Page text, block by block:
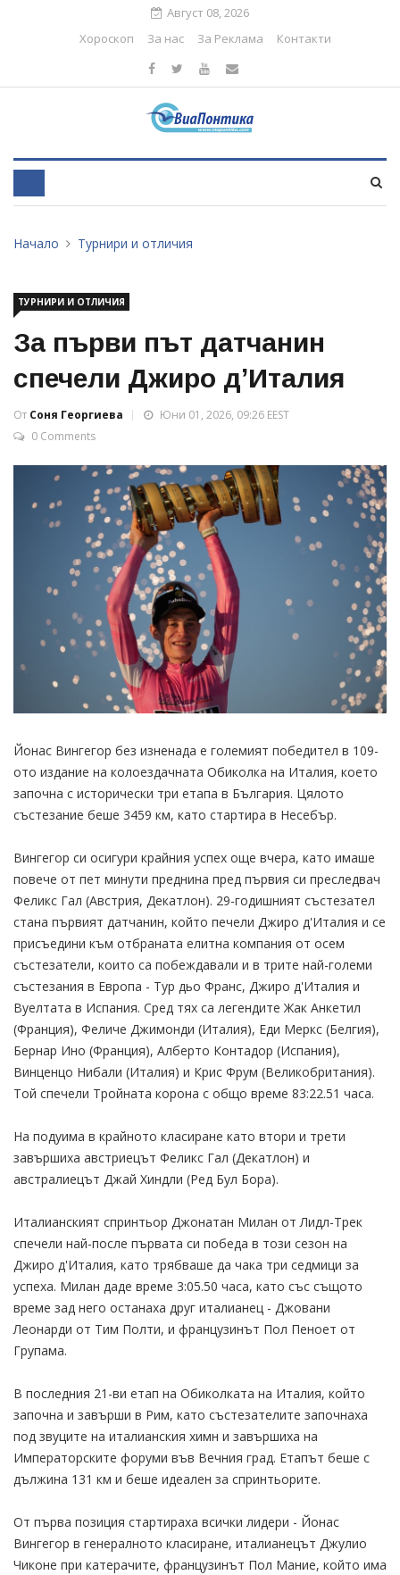
Август 08, 2026
Хороскоп
За нас За Реклама Контакти
Начало Турнири и отличия
ТУРНИРИ И ОТЛИЧИЯ
За първи път датчанин
спечели Джиро дʼИталия
От Соня Георгиева
Юни 01, 2026, 09:26 EEST
0 Comments
Йонас Вингегор без изненада е големият победител в 109-
ото издание на колоездачната Обиколка на Италия, което
започна с исторически три етапа в България. Цялото
състезание беше 3459 км, като стартира в Несебър.
Вингегор си осигури крайния успех още вчера, като имаше
повече от пет минути преднина пред първия си преследвач
Феликс Гал (Австрия, Декатлон). 29-годишният състезател
стана първият датчанин, който печели Джиро д'Италия и се
присъедини към отбраната елитна компания от осем
състезатели, които са побеждавали и в трите най-големи
състезания в Европа - Тур дьо Франс, Джиро д'Италия и
Вуелтата в Испания. Сред тях са легендите Жак Анкетил
(Франция), Феличе Джимонди (Италия), Еди Меркс (Белгия),
Бернар Ино (Франция), Алберто Контадор (Испания),
Винценцо Нибали (Италия) и Крис Фрум (Великобритания).
Той спечели Тройната корона с общо време 83:22.51 часа.
На подуима в крайното класиране като втори и трети
завършиха австриецът Феликс Гал (Декатлон) и
австралиецът Джай Хиндли (Ред Бул Бора).
Италианският спринтьор Джонатан Милан от Лидл-Трек
спечели най-после първата си победа в този сезон на
Джиро д'Италия, като трябваше да чака три седмици за
успеха. Милан даде време 3:05.50 часа, като със същото
време зад него останаха друг италианец - Джовани
Леонарди от Тим Полти, и французинът Пол Пеноет от
Групама.
В последния 21-ви етап на Обиколката на Италия, който
започна и завърши в Рим, като състезателите започнаха
под звуците на италианския химн и завършиха на
Императорските форуми във Вечния град. Етапът беше с
дължина 131 км и беше идеален за спринтьорите.
От първа позиция стартираха всички лидери - Йонас
Вингегор в генералното класиране, италианецът Джулио
Чиконе при катерачите, французинът Пол Мание, който има